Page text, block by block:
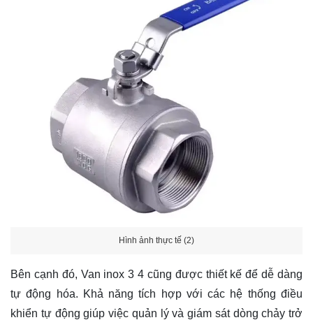
Hình ảnh thực tế (2)
Bên cạnh đó, Van inox 3 4 cũng được thiết kế để dễ dàng
tự động hóa. Khả năng tích hợp với các hệ thống điều
khiển tự động giúp việc quản lý và giám sát dòng chảy trở